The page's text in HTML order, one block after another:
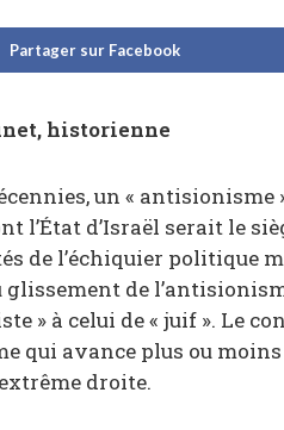
Partager sur Facebook
historienne
un «
l’État d’Israël serait le
de l’échiquier politique
glissement de
» à celui de « juif ». Le
qui avance plus ou
droite.